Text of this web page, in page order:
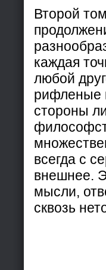
Второй
каждая
любой
рифленые
стороны
всегда с
внешнее.
мысли,
сквозь